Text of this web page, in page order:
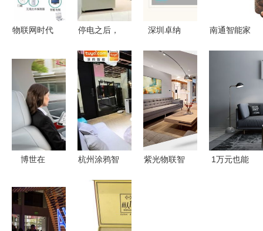
物联网时代
与智能家居
设备的深度
对比
停电之后，
剩“傻”家电
了吗？
深圳卓纳
设计，点亮
智能家居品
牌未来
南通智能家
智能锁的指
南
博世在
CES展上展
示未来交通
杭州涂鸦智
家居App开
发的特点与
紫光物联智
1万元也能